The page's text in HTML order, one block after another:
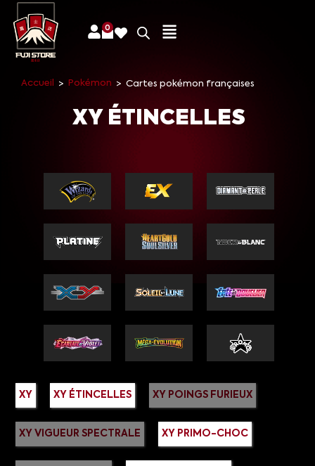
0
Accueil > Pokémon > Cartes pokémon françaises
XY ÉTINCELLES
XY XY ÉTINCELLES XY POINGS FURIEUX
XY VIGUEUR SPECTRALE XY PRIMO-CHOC